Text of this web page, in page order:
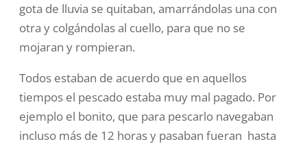
gota de lluvia se quitaban, amarrándolas una con
otra y colgándolas al cuello, para que no se
mojaran y rompieran.
Todos estaban de acuerdo que en aquellos
tiempos el pescado estaba muy mal pagado. Por
ejemplo el bonito, que para pescarlo navegaban
incluso más de 12 horas y pasaban fueran hasta